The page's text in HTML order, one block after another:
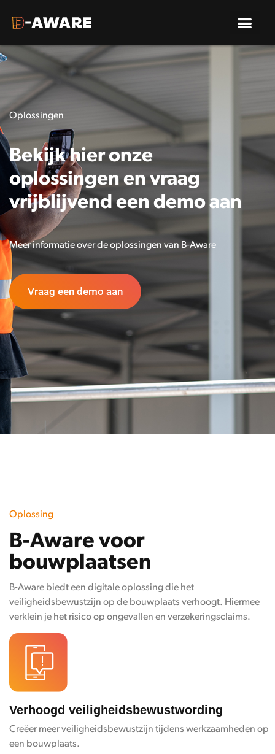
Oplossingen
Bekijk hier onze
oplossingen en vraag
vrijblijvend een demo aan
Meer informatie over de oplossingen van B-Aware
Vraag een demo aan
Oplossing
B-Aware voor
bouwplaatsen
B-Aware biedt een digitale oplossing die het
veiligheidsbewustzijn op de bouwplaats verhoogt. Hiermee
verklein je het risico op ongevallen en verzekeringsclaims.
Verhoogd veiligheidsbewustwording
Creëer meer veiligheidsbewustzijn tijdens werkzaamheden op
een bouwplaats.